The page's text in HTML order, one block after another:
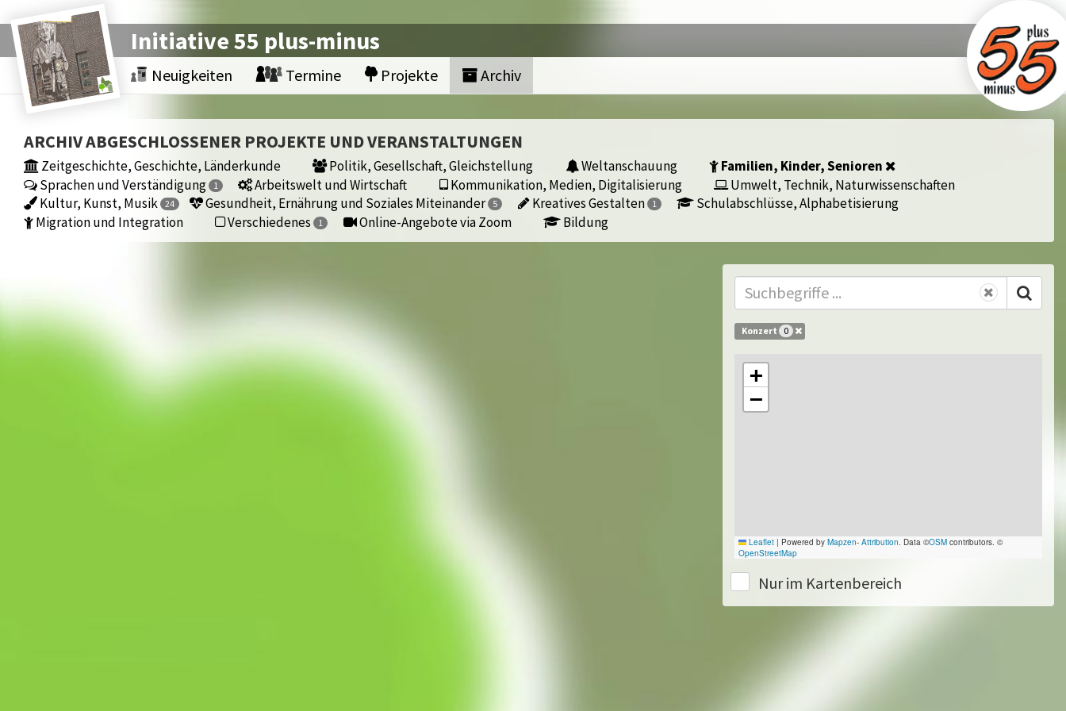
Initiative 55 plus-minus
Neuigkeiten Termine Projekte Archiv
ARCHIV ABGESCHLOSSENER PROJEKTE UND VERANSTALTUNGEN
Zeitgeschichte, Geschichte, Länderkunde Politik, Gesellschaft, Gleichstellung Weltanschauung
Familien, Kinder, Senioren
Sprachen und Verständigung
1 Arbeitswelt und Wirtschaft Kommunikation, Medien, Digitalisierung
Umwelt, Technik, Naturwissenschaften
Kultur, Kunst, Musik
24 Gesundheit, Ernährung und Soziales Miteinander 5 Kreatives Gestalten 1
Schulabschlüsse, Alphabetisierung
Migration und Integration
Verschiedenes 1 Online-Angebote via Zoom Bildung
Konzert 0
+
−
Leaflet | Powered by Mapzen- Attribution . Data ©OSM contributors. ©
OpenStreetMap
Nur im Kartenbereich